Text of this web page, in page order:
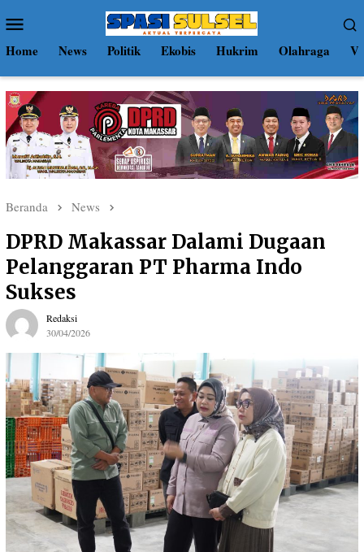
ke
kontenMobile
Home News Politik Ekobis Hukrim Olahraga
Beranda News
DPRD Makassar Dalami Dugaan
Pelanggaran PT Pharma Indo
Sukses
Redaksi
30/04/2026